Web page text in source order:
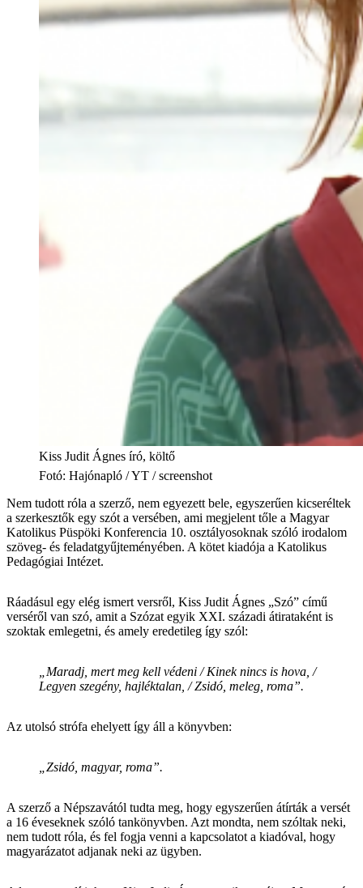
Kiss Judit Ágnes író, költő
Fotó: Hajónapló / YT / screenshot
Nem tudott róla a szerző, nem egyezett bele, egyszerűen kicseréltek
a szerkesztők egy szót a versében, ami megjelent tőle a Magyar
Katolikus Püspöki Konferencia 10. osztályosoknak szóló irodalom
szöveg- és feladatgyűjteményében. A kötet kiadója a Katolikus
Pedagógiai Intézet.
Ráadásul egy elég ismert versről, Kiss Judit Ágnes „Szó” című
verséről van szó, amit a Szózat egyik XXI. századi átirataként is
szoktak emlegetni, és amely eredetileg így szól:
„Maradj, mert meg kell védeni / Kinek nincs is hova, /
Legyen szegény, hajléktalan, / Zsidó, meleg, roma”.
Az utolsó strófa ehelyett így áll a könyvben:
„Zsidó, magyar, roma”.
A szerző a Népszavától tudta meg, hogy egyszerűen átírták a versét
a 16 éveseknek szóló tankönyvben. Azt mondta, nem szóltak neki,
nem tudott róla, és fel fogja venni a kapcsolatot a kiadóval, hogy
magyarázatot adjanak neki az ügyben.